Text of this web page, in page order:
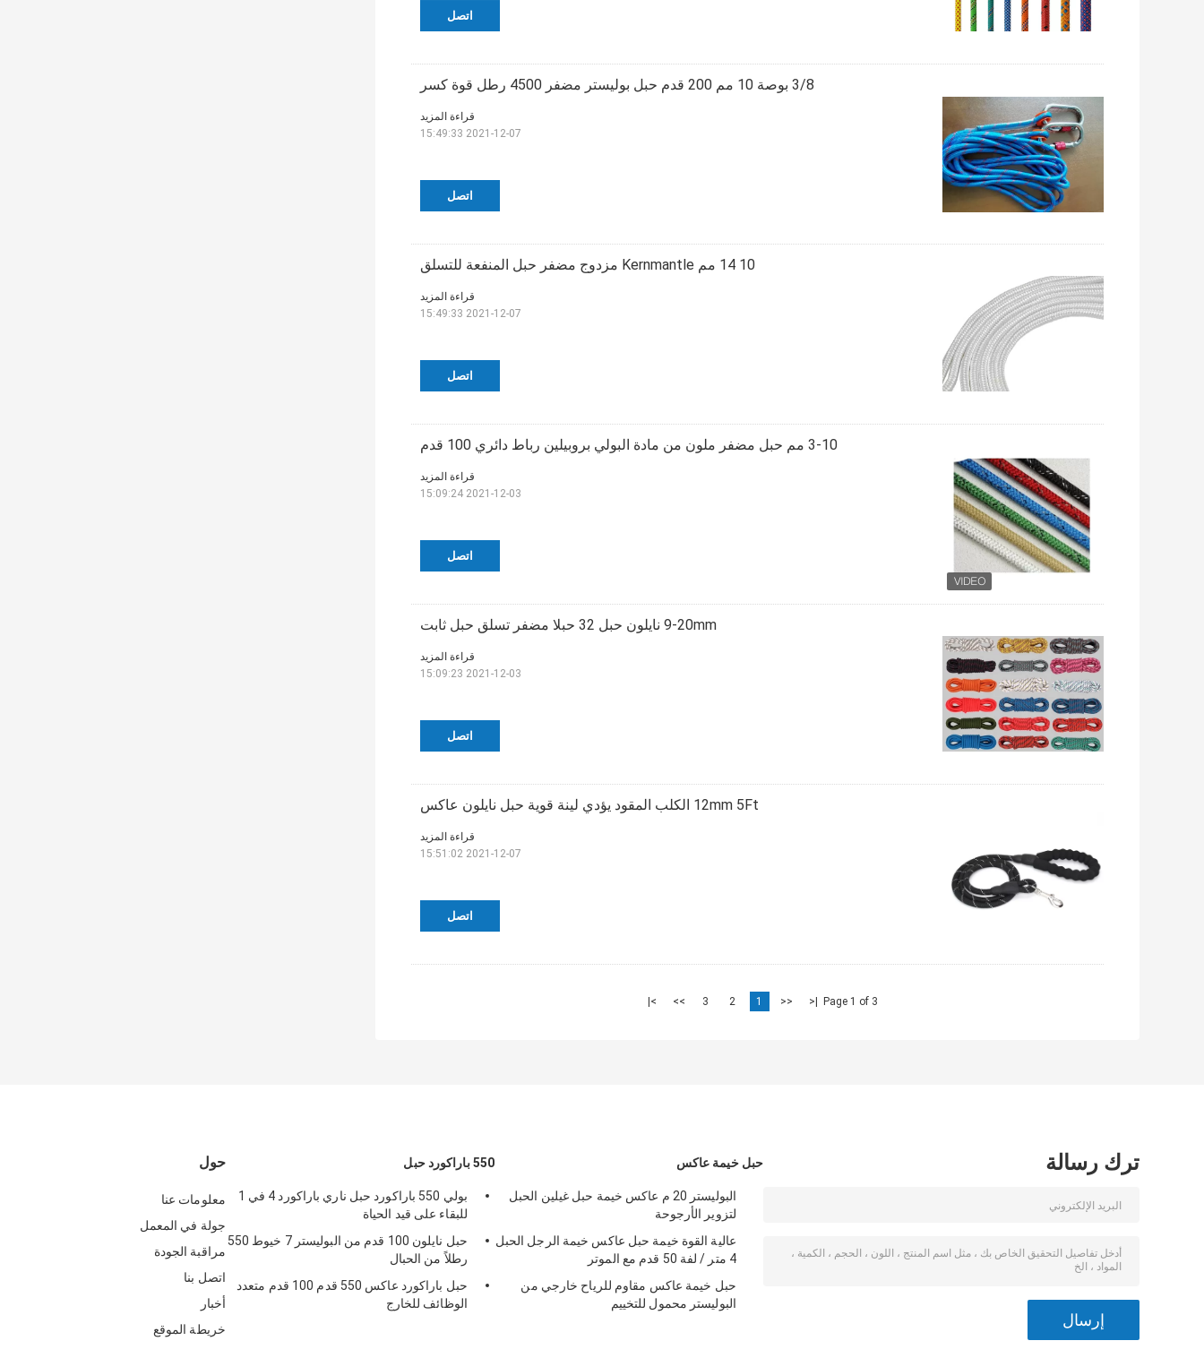
اتصل
3/8 بوصة 10 مم 200 قدم حبل بوليستر مضفر 4500 رطل قوة كسر
اتصل
قراءة المزيد
2021-12-07 15:49:33
10 14 مم Kernmantle مزدوج مضفر حبل المنفعة للتسلق
اتصل
قراءة المزيد
2021-12-07 15:49:33
3-10 مم حبل مضفر ملون من مادة البولي بروبيلين رباط دائري 100 قدم
اتصل
قراءة المزيد
2021-12-03 15:09:24
9-20mm نايلون حبل 32 حبلا مضفر تسلق حبل ثابت
اتصل
قراءة المزيد
2021-12-03 15:09:23
12mm 5Ft الكلب المقود يؤدي لينة قوية حبل نايلون عاكس
اتصل
قراءة المزيد
2021-12-07 15:51:02
Page 1 of 3
|<
<<
1
2
3
>>
>|
حول
معلومات عنا
جولة في المعمل
مراقبة الجودة
اتصل بنا
أخبار
خريطة الموقع
550 باراكورد حبل
بولي 550 باراكورد حبل ناري باراكورد 4 في 1
للبقاء على قيد الحياة
حبل نايلون 100 قدم من البوليستر 7 خيوط 550
رطلاً من الحبال
حبل باراكورد عاكس 550 قدم 100 قدم متعدد
الوظائف للخارج
حبل خيمة عاكس
البوليستر 20 م عاكس خيمة حبل غيلين الحبل
لتزوير الأرجوحة
عالية القوة خيمة حبل عاكس خيمة الرجل الحبل
4 متر / لفة 50 قدم مع الموتر
حبل خيمة عاكس مقاوم للرياح خارجي من
البوليستر محمول للتخييم
ترك رسالة